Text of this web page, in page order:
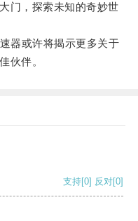
门，探索未知的奇妙世
或许将揭示更多关于
伙伴。
支持[0] 反对[0]